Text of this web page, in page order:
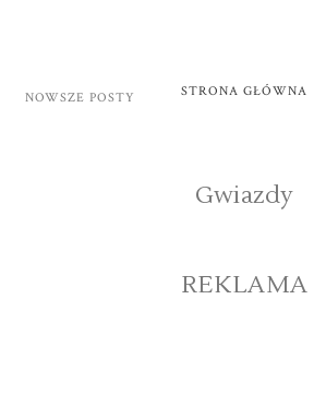
NOWSZE POSTY STRONA GŁÓWNA
Gwiazdy
REKLAMA